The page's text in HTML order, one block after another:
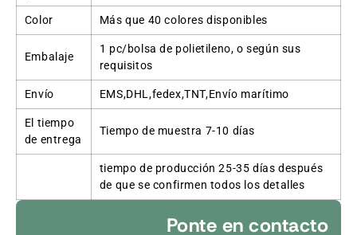
Color Más que 40 colores disponibles
Embalaje
1 pc/bolsa de polietileno, o según sus
requisitos
Envío EMS,DHL,fedex,TNT,Envío marítimo
El tiempo
de entrega
Tiempo de muestra 7-10 días
tiempo de producción 25-35 días después
de que se confirmen todos los detalles
Ponte en contacto